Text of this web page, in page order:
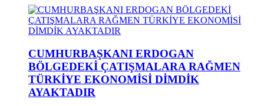
CUMHURBAŞKANI ERDOGAN
BÖLGEDEKİ ÇATIŞMALARA RAĞMEN
TÜRKİYE EKONOMİSİ DİMDİK
AYAKTADIR